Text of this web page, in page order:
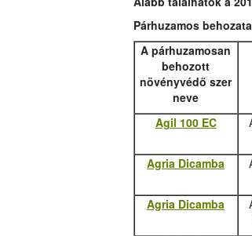
Párhuzamos
A párhuzamosan
behozott
növényvédő szer
neve
Agil 100 EC
Agria Dicamba
Agria Dicamba